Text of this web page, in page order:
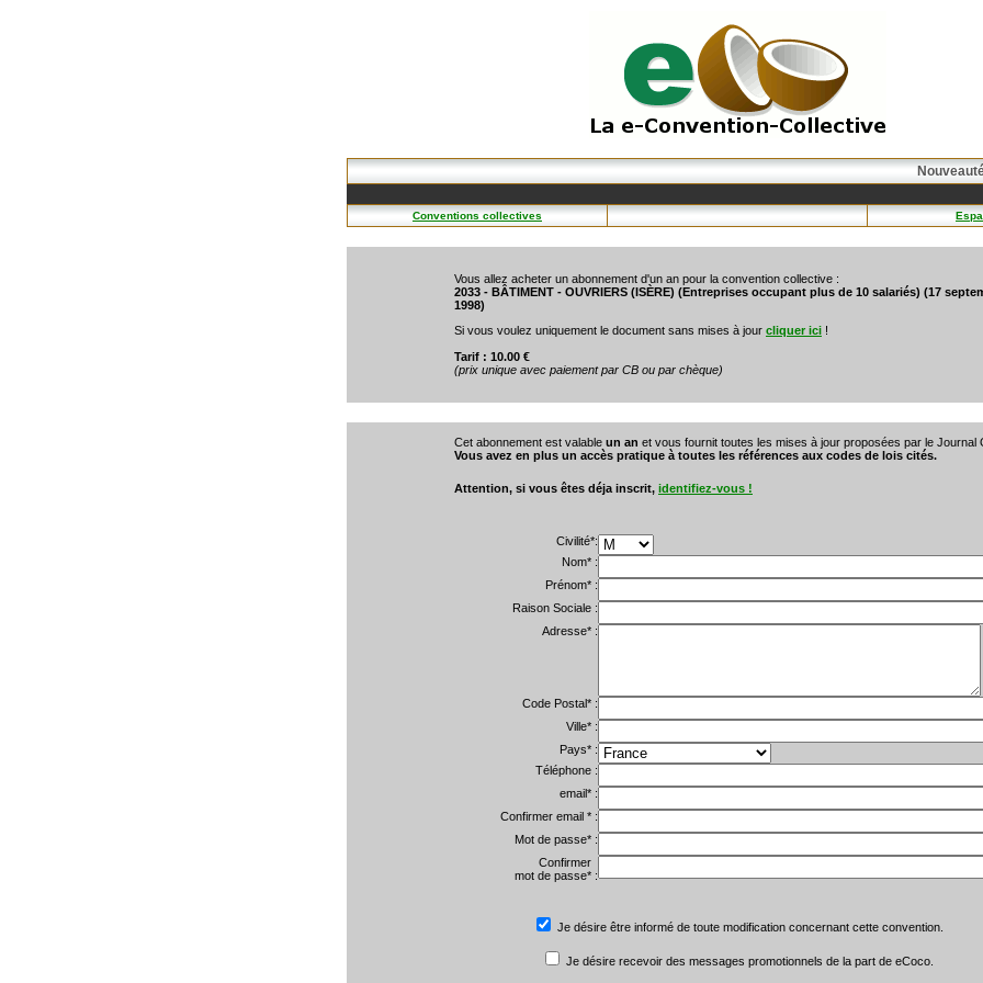
Conventions collectives
Vous allez acheter un abonnement d'un an pour la convention collective :
2033 - BÂTIMENT - OUVRIERS (ISÈRE) (Entreprises occupant plus de 10 salariés) (17
1998)
Si vous voulez uniquement le document sans mises à jour cliquer ici !
Tarif : 10.00 €
(prix unique avec paiement par CB ou par chèque)
Cet abonnement est valable un an et vous fournit toutes les mises à jour proposées par le Journal
Vous avez en plus un accès pratique à toutes les références aux codes de lois cités.
Attention, si vous êtes déja inscrit, identifiez-vous !
Civilité*:
Nom* :
Prénom* :
Raison Sociale :
Adresse* :
Code Postal* :
Ville* :
Pays* :
Téléphone :
email* :
Confirmer email * :
Mot de passe* :
Confirmer
mot de passe* :
Je désire être informé de toute modification concernant cette convention.
Je désire recevoir des messages promotionnels de la part de eCoco.